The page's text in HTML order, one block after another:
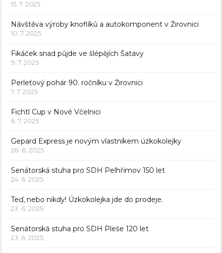
15. 7. 2025
Návštěva výroby knoflíků a autokomponent v Žirovnici
10. 7. 2025
Fikáček snad půjde ve šlépějích Šatavy
9. 7. 2025
Perleťový pohár 90. ročníku v Žirovnici
7. 7. 2025
Fichtl Cup v Nové Včelnici
6. 7. 2025
Gepard Express je novým vlastníkem úzkokolejky
28. 6. 2025
Senátorská stuha pro SDH Pelhřimov 150 let
24. 6. 2025
Teď, nebo nikdy! Úzkokolejka jde do prodeje.
23. 6. 2025
Senátorská stuha pro SDH Pleše 120 let
23. 6. 2025